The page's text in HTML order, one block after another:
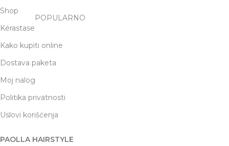
Shop
Kérastase
POPULARNO
Kako kupiti online
Dostava paketa
Moj nalog
Politika privatnosti
Uslovi korišćenja
PAOLLA HAIRSTYLE